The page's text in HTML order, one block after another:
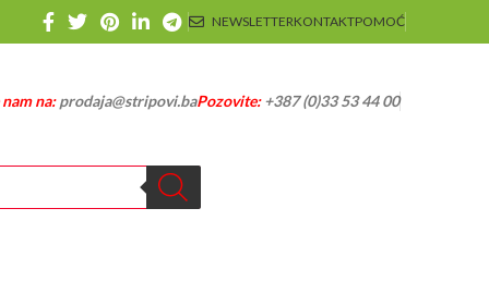
NEWSLETTERKONTAKTPOMOĆ
na:prodaja@stripovi.baPozovite:+387 (0)33 53 44 00